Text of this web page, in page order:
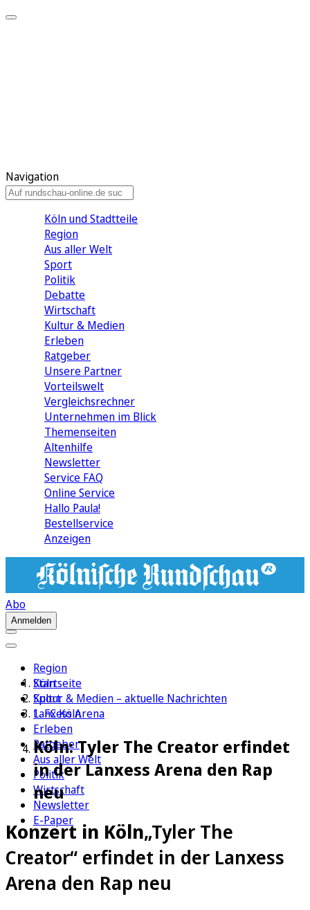
Navigation
Köln und Stadtteile
Region
Aus aller Welt
Sport
Politik
Debatte
Wirtschaft
Kultur & Medien
Erleben
Ratgeber
Unsere Partner
Vorteilswelt
Vergleichsrechner
Unternehmen im Blick
Themenseiten
Altenhilfe
Newsletter
Service FAQ
Online Service
Hallo Paula!
Bestellservice
Anzeigen
Abo
Anmelden
Region
Köln
Sport
1. FC Köln
Erleben
Ratgeber
Aus aller Welt
Politik
Wirtschaft
Newsletter
E-Paper
Startseite
Kultur & Medien – aktuelle Nachrichten
Lanxess Arena
Köln: Tyler The Creator erfindet
in der Lanxess Arena den Rap
neu
Konzert in Köln„Tyler The
Creator“ erfindet in der Lanxess
Arena den Rap neu